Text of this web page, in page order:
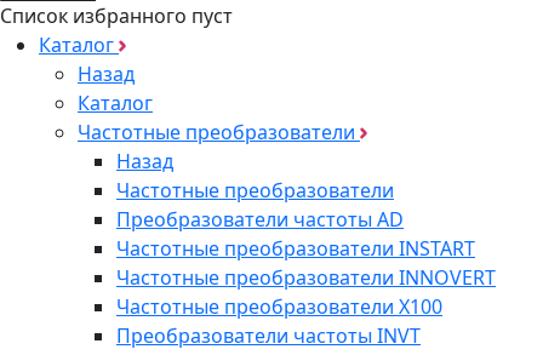
Список избранного пуст
Каталог
Назад
Каталог
Частотные преобразователи
Назад
Частотные преобразователи
Преобразователи частоты AD
Частотные преобразователи INSTART
Частотные преобразователи INNOVERT
Частотные преобразователи Х100
Преобразователи частоты INVT